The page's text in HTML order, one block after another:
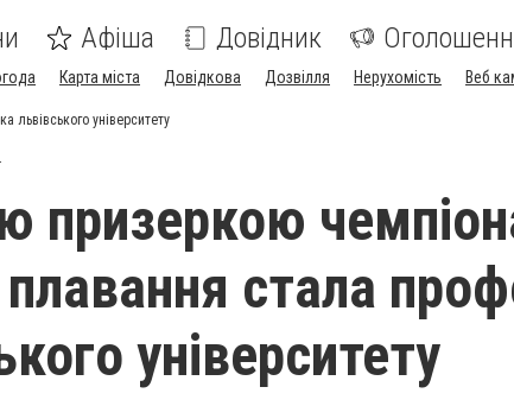
Афіша Довідник
Карта міста Довідкова Дозвілля Нерухомість Веб
львівського університету
призеркою
плавання стала
університету